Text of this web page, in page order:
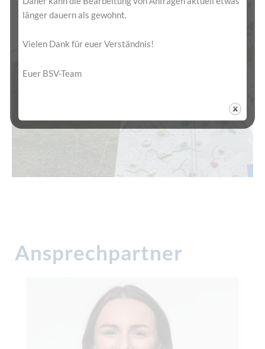
Ansprechpartner
länger dauern als gewohnt.
Vielen Dank für euer Verständnis!
Euer BSV-Team